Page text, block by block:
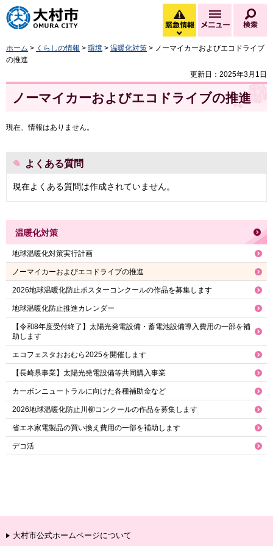
大村市
緊急情報
緊急情報を開く
メニュー
ホーム > くらしの情報 > 環境 > 温暖化対策 > ノーマイカーおよびエコドライブ
の推進
更新日：2025年3月1日
ノーマイカーおよびエコドライブの推進
現在、情報はありません。
よくある質問
現在よくある質問は作成されていません。
温暖化対策
地球温暖化対策実行計画
ノーマイカーおよびエコドライブの推進
2026地球温暖化防止ポスターコンクールの作品を募集します
地球温暖化防止推進カレンダー
【令和8年度受付終了】太陽光発電設備・蓄電池設備導入費用の一部を補
助します
エコフェスタおおむら2025を開催します
【長崎県事業】太陽光発電設備等共同購入事業
カーボンニュートラルに向けた各種補助金など
2026地球温暖化防止川柳コンクールの作品を募集します
省エネ家電製品の買い換え費用の一部を補助します
デコ活
大村市公式ホームページについて